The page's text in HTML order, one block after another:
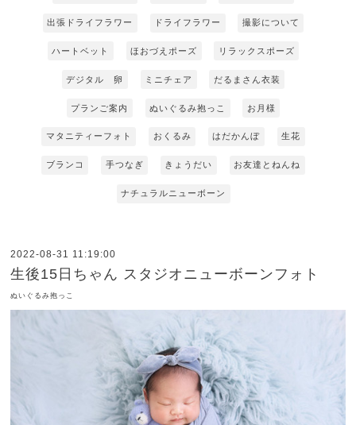
出張ドライフラワー ドライフラワー 撮影について
ハートベット ほおづえポーズ リラックスポーズ
デジタル 卵 ミニチェア だるまさん衣装
プランご案内 ぬいぐるみ抱っこ お月様
マタニティーフォト おくるみ はだかんぼ 生花
ブランコ 手つなぎ きょうだい お友達とねんね
ナチュラルニューボーン
2022-08-31 11:19:00
生後15日ちゃん スタジオニューボーンフォト
ぬいぐるみ抱っこ